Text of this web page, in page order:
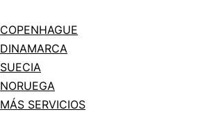
COPENHAGUE
DINAMARCA
SUECIA
NORUEGA
MÁS SERVICIOS